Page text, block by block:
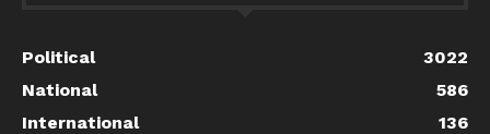
Political
3022
National
586
International
136